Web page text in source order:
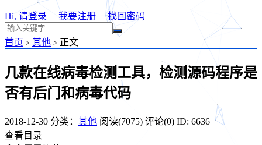
Hi, 请登录 我要注册 找回密码
首页 > 其他 > 正文
几款在线病毒检测工具，检测源码程序是
否有后门和病毒代码
2018-12-30 分类： 其他 阅读(7075) 评论(0) ID: 6636
查看目录